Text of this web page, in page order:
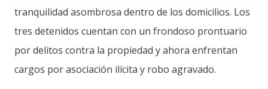
tranquilidad asombrosa dentro de los domicilios. Los
tres detenidos cuentan con un frondoso prontuario
por delitos contra la propiedad y ahora enfrentan
cargos por asociación ilícita y robo agravado.